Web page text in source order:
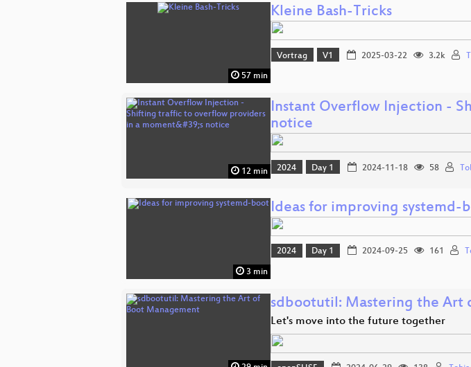
57 min
Kleine Bash-Tricks
Vortrag V1 2025-03-22 3.2k
12 min
Instant Overflow Injection -
notice
2024 Day 1 2024-11-18 58
3 min
Ideas for improving systemd-
2024 Day 1 2024-09-25 161
sdbootutil: Mastering the Art
Let's move into the future together